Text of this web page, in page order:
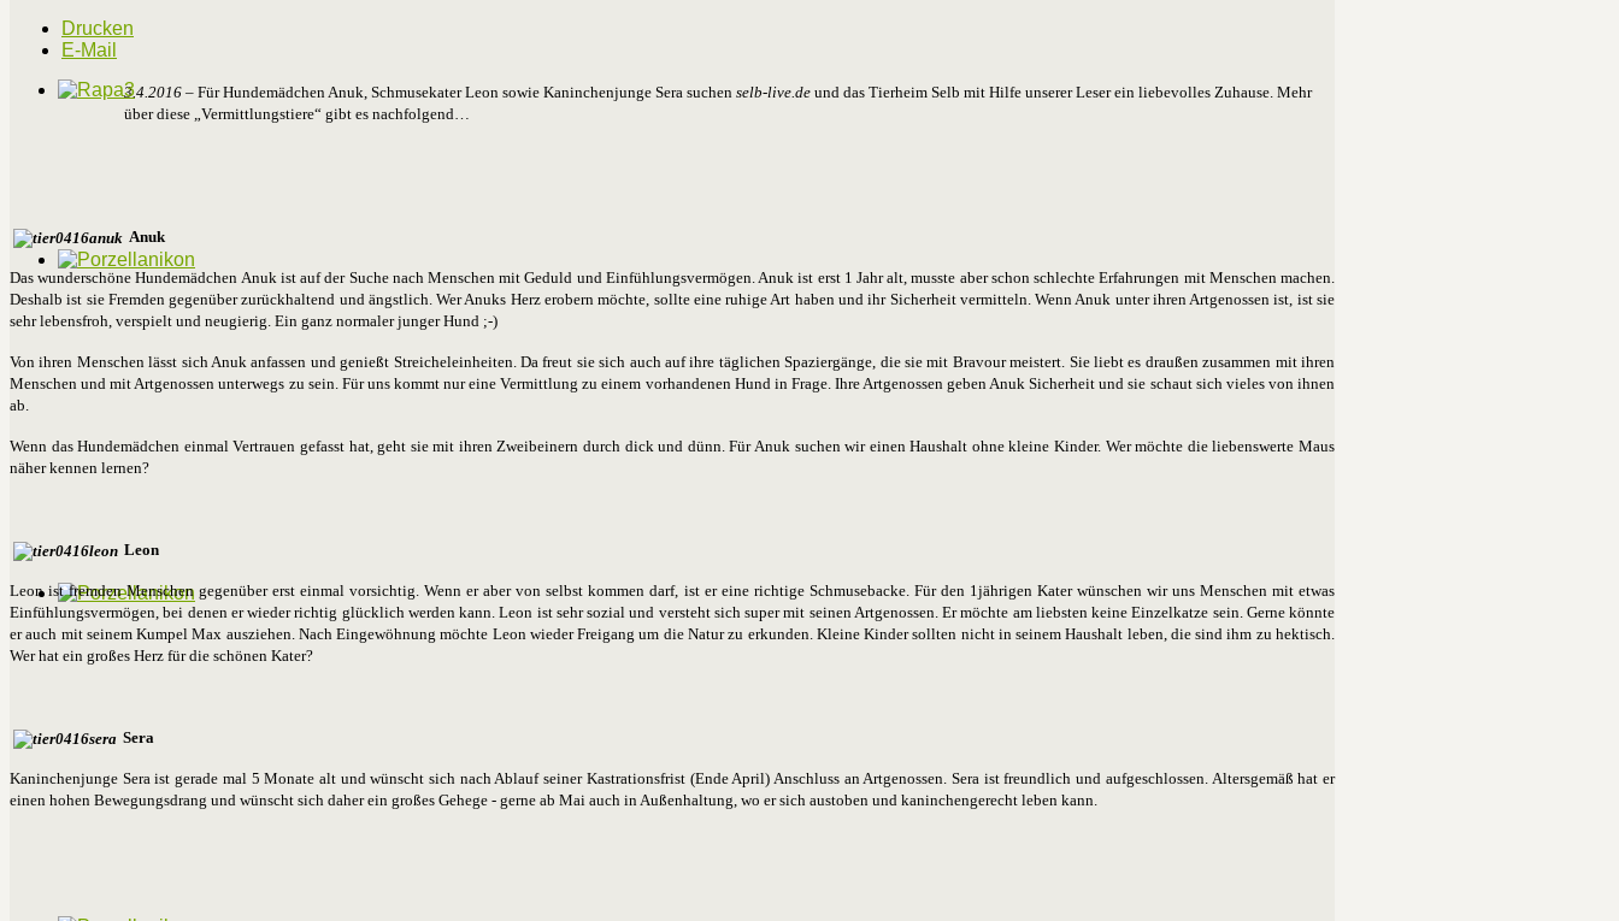
Drucken
E-Mail
3.4.2016 – Für Hundemädchen Anuk, Schmusekater Leon sowie Kaninchenjunge Sera suchen selb-live.de und das Tierheim Selb mit Hilfe unserer Leser ein liebevolles Zuhause. Mehr
über diese „Vermittlungstiere“ gibt es nachfolgend…
Anuk
Das wunderschöne Hundemädchen Anuk ist auf der Suche nach Menschen mit Geduld und Einfühlungsvermögen. Anuk ist erst 1 Jahr alt, musste aber schon schlechte Erfahrungen mit Menschen machen.
Deshalb ist sie Fremden gegenüber zurückhaltend und ängstlich. Wer Anuks Herz erobern möchte, sollte eine ruhige Art haben und ihr Sicherheit vermitteln. Wenn Anuk unter ihren Artgenossen ist, ist sie
sehr lebensfroh, verspielt und neugierig. Ein ganz normaler junger Hund ;-)
Von ihren Menschen lässt sich Anuk anfassen und genießt Streicheleinheiten. Da freut sie sich auch auf ihre täglichen Spaziergänge, die sie mit Bravour meistert. Sie liebt es draußen zusammen mit ihren
Menschen und mit Artgenossen unterwegs zu sein. Für uns kommt nur eine Vermittlung zu einem vorhandenen Hund in Frage. Ihre Artgenossen geben Anuk Sicherheit und sie schaut sich vieles von ihnen
ab.
Wenn das Hundemädchen einmal Vertrauen gefasst hat, geht sie mit ihren Zweibeinern durch dick und dünn. Für Anuk suchen wir einen Haushalt ohne kleine Kinder. Wer möchte die liebenswerte Maus
näher kennen lernen?
Leon
Leon ist fremden Menschen gegenüber erst einmal vorsichtig. Wenn er aber von selbst kommen darf, ist er eine richtige Schmusebacke. Für den 1jährigen Kater wünschen wir uns Menschen mit etwas
Einfühlungsvermögen, bei denen er wieder richtig glücklich werden kann. Leon ist sehr sozial und versteht sich super mit seinen Artgenossen. Er möchte am liebsten keine Einzelkatze sein. Gerne könnte
er auch mit seinem Kumpel Max ausziehen. Nach Eingewöhnung möchte Leon wieder Freigang um die Natur zu erkunden. Kleine Kinder sollten nicht in seinem Haushalt leben, die sind ihm zu hektisch.
Wer hat ein großes Herz für die schönen Kater?
Sera
Kaninchenjunge Sera ist gerade mal 5 Monate alt und wünscht sich nach Ablauf seiner Kastrationsfrist (Ende April) Anschluss an Artgenossen. Sera ist freundlich und aufgeschlossen. Altersgemäß hat er
einen hohen Bewegungsdrang und wünscht sich daher ein großes Gehege - gerne ab Mai auch in Außenhaltung, wo er sich austoben und kaninchengerecht leben kann.